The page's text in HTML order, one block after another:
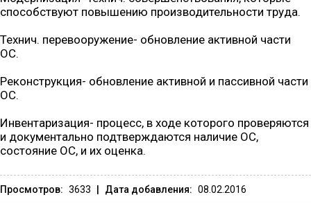
способствуют повышению производительности труда.
Технич. перевооружение- обновление активной части
ОС.
Реконструкция- обновление активной и пассивной части
ОС.
Инвентаризация- процесс, в ходе которого проверяются
и документально подтверждаются наличие ОС,
состояние ОС, и их оценка.
Просмотров: 3633 Дата добавления: 08.02.2016